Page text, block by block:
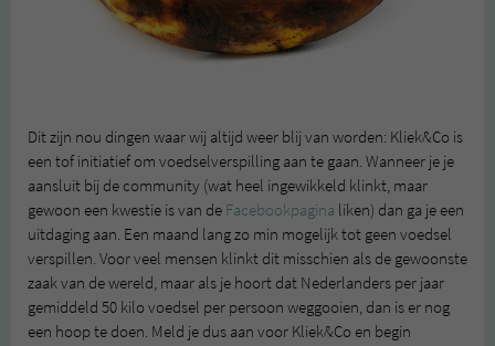
Dit zijn nou dingen waar wij altijd weer blij van worden: Kliek&Co is
een tof initiatief om voedselverspilling aan te gaan. Wanneer je je
aansluit bij de community (wat heel ingewikkeld klinkt, maar
gewoon een kwestie is van de Facebookpagina liken) dan ga je een
uitdaging aan. Een maand lang zo min mogelijk tot geen voedsel
verspillen. Voor veel mensen klinkt dit misschien als de gewoonste
zaak van de wereld, maar als je hoort dat Nederlanders per jaar
gemiddeld 50 kilo voedsel per persoon weggooien, dan is er nog
een hoop te doen. Meld je dus aan voor Kliek&Co en begin